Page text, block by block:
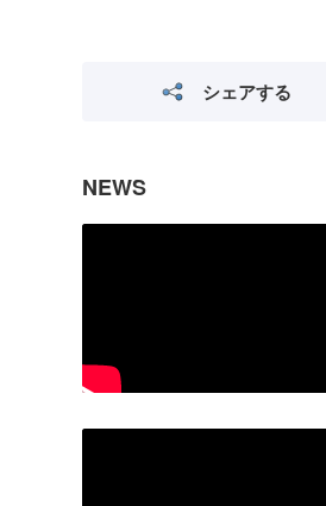
シェアする
NEWS